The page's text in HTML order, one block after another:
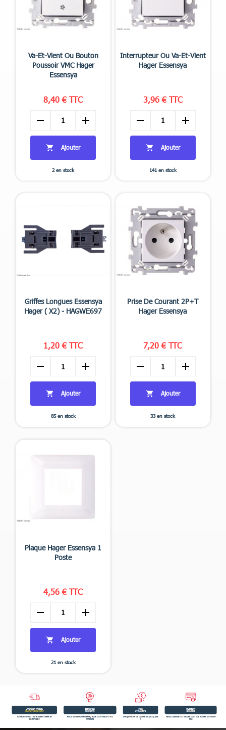
Aperçu rapide
Va-Et-Vient Ou Bouton
Poussoir VMC Hager
Essensya
8,40 € TTC
remove add
 Ajouter
2 en stock
Aperçu rapide
Interrupteur Ou Va-Et-Vient
Hager Essensya
3,96 € TTC
remove add
 Ajouter
141 en stock
Aperçu rapide
Griffes Longues Essensya
Hager ( X2) - HAGWE697
1,20 € TTC
remove add
 Ajouter
85 en stock
 Aperçu rapide
Prise De Courant 2P+T
Hager Essensya
7,20 € TTC
remove add
 Ajouter
33 en stock
Aperçu rapide
Plaque Hager Essensya 1
Poste
4,56 € TTC
remove add
 Ajouter
21 en stock